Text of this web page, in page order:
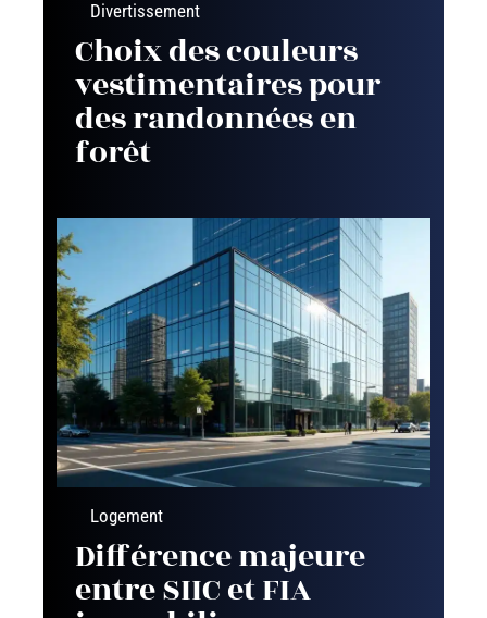
Divertissement
Choix des couleurs
vestimentaires pour
des randonnées en
forêt
Logement
Différence majeure
entre SIIC et FIA